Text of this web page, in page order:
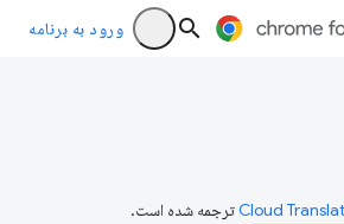
ورود به برنامه
ترجمه شده است.